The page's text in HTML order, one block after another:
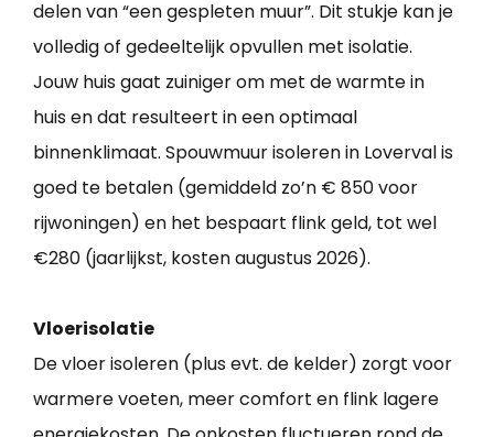
delen van “een gespleten muur”. Dit stukje kan je
volledig of gedeeltelijk opvullen met isolatie.
Jouw huis gaat zuiniger om met de warmte in
huis en dat resulteert in een optimaal
binnenklimaat. Spouwmuur isoleren in Loverval is
goed te betalen (gemiddeld zo’n € 850 voor
rijwoningen) en het bespaart flink geld, tot wel
€280 (jaarlijkst, kosten augustus 2026).
Vloerisolatie
De vloer isoleren (plus evt. de kelder) zorgt voor
warmere voeten, meer comfort en flink lagere